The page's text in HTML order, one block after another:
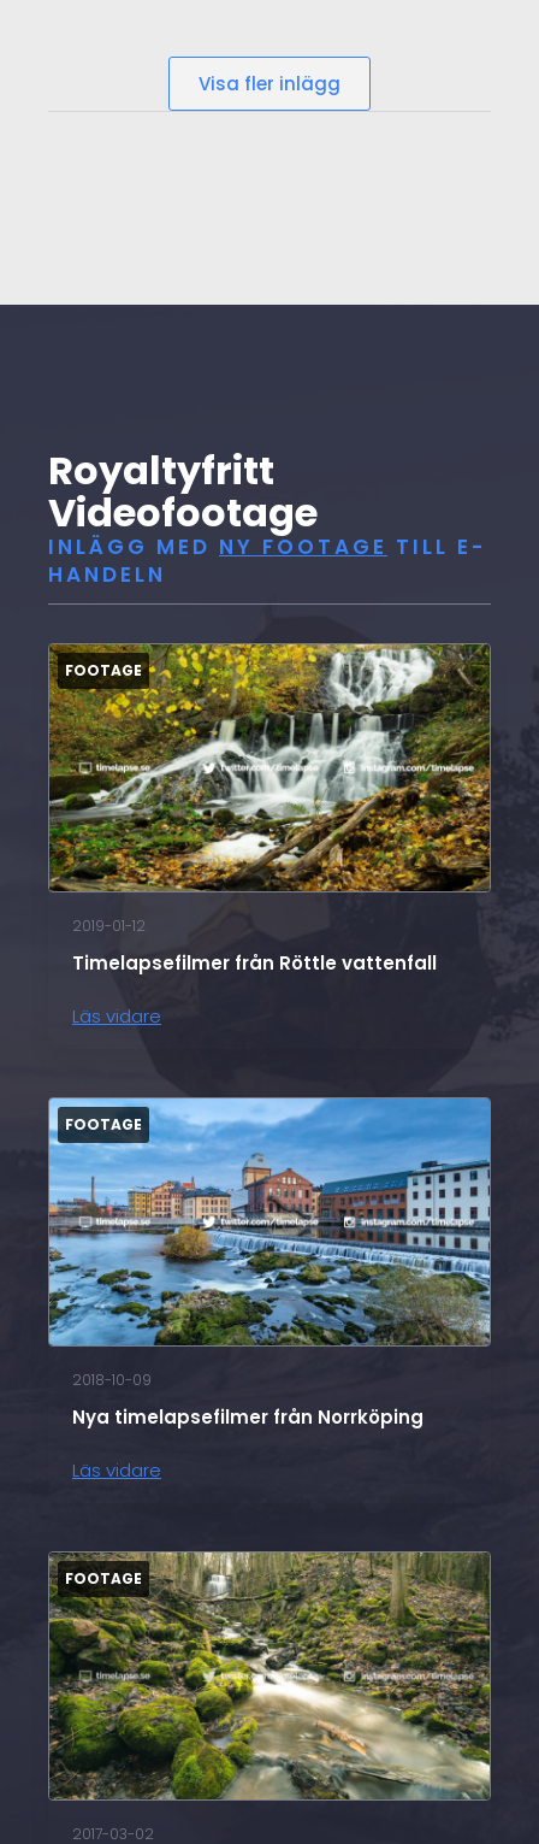
Visa fler inlägg
Royaltyfritt
Videofootage
INLÄGG MED NY FOOTAGE TILL E-
HANDELN
Timelapsefilmer från Röttle vattenfall
2019-01-12
Läs vidare
Nya timelapsefilmer från Norrköping
2018-10-09
Läs vidare
2017-03-02